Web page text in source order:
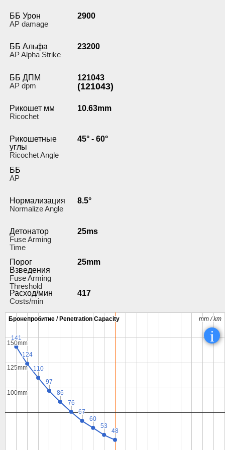
ББ Урон
AP damage
2900
ББ Альфа
AP Alpha Strike
23200
ББ ДПМ
AP dpm
121043
(121043)
Рикошет мм
Ricochet
10.63mm
Рикошетные
углы
Ricochet Angle
45° - 60°
ББ
AP
Нормализация
Normalize Angle
8.5°
Детонатор
Fuse Arming
Time
25ms
Порог
Взведения
Fuse Arming
Threshold
25mm
Расход/мин
Costs/min
417
i
Бронепробитие / Penetration Capacity
Бронепробитие / Penetration Capacity
100mm
100mm
125mm
125mm
150mm
150mm
mm / km
mm / km
141
141
124
124
110
110
97
97
86
86
76
76
67
67
60
60
53
53
48
48